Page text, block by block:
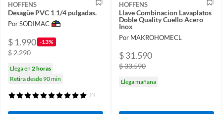
HOFFENS
Desagüe PVC 1 1/4 pulgadas.
Por SODIMAC
$ 1.990 -13%
$ 2.290
Llega en 2 horas
Retira desde 90 min
(4)
HOFFENS
Llave Combinacion Lavaplatos
Doble Quality Cuello Acero
Inox
Por MAKROHOMECL
$ 31.590
$ 33.590
Llega mañana